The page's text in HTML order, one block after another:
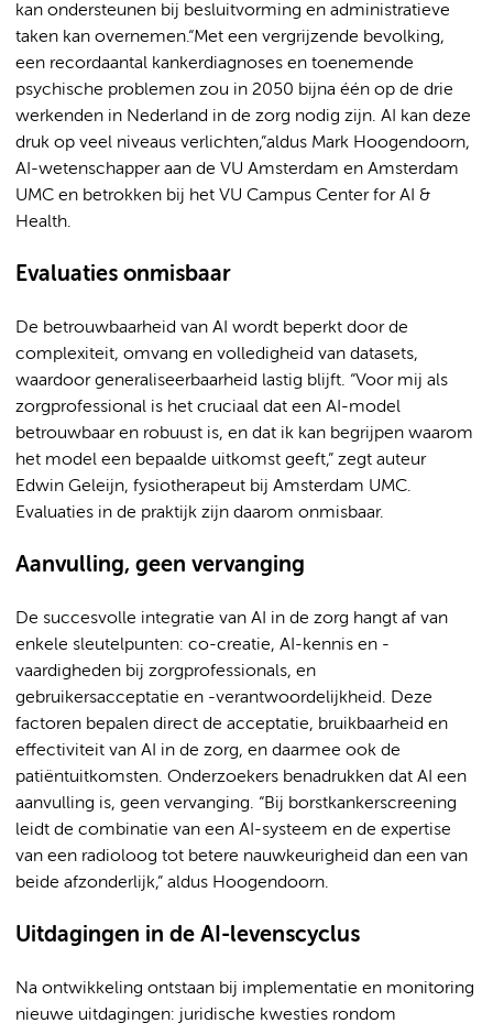
kan ondersteunen bij besluitvorming en administratieve
taken kan overnemen.“Met een vergrijzende bevolking,
een recordaantal kankerdiagnoses en toenemende
psychische problemen zou in 2050 bijna één op de drie
werkenden in Nederland in de zorg nodig zijn. AI kan deze
druk op veel niveaus verlichten,”aldus Mark Hoogendoorn,
AI-wetenschapper aan de VU Amsterdam en Amsterdam
UMC en betrokken bij het VU Campus Center for AI &
Health.
Evaluaties onmisbaar
De betrouwbaarheid van AI wordt beperkt door de
complexiteit, omvang en volledigheid van datasets,
waardoor generaliseerbaarheid lastig blijft. “Voor mij als
zorgprofessional is het cruciaal dat een AI-model
betrouwbaar en robuust is, en dat ik kan begrijpen waarom
het model een bepaalde uitkomst geeft,” zegt auteur
Edwin Geleijn, fysiotherapeut bij Amsterdam UMC.
Evaluaties in de praktijk zijn daarom onmisbaar.
Aanvulling, geen vervanging
De succesvolle integratie van AI in de zorg hangt af van
enkele sleutelpunten: co-creatie, AI-kennis en -
vaardigheden bij zorgprofessionals, en
gebruikersacceptatie en -verantwoordelijkheid. Deze
factoren bepalen direct de acceptatie, bruikbaarheid en
effectiviteit van AI in de zorg, en daarmee ook de
patiëntuitkomsten. Onderzoekers benadrukken dat AI een
aanvulling is, geen vervanging. “Bij borstkankerscreening
leidt de combinatie van een AI-systeem en de expertise
van een radioloog tot betere nauwkeurigheid dan een van
beide afzonderlijk,” aldus Hoogendoorn.
Uitdagingen in de AI-levenscyclus
Na ontwikkeling ontstaan bij implementatie en monitoring
nieuwe uitdagingen: juridische kwesties rondom